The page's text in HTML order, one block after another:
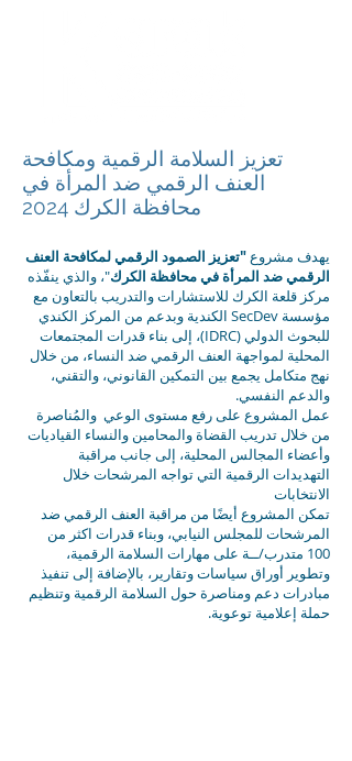
تعزيز السلامة الرقمية ومكافحة
العنف الرقمي ضد المرأة في
محافظة الكرك 2024
يهدف مشروع"تعزيز الصمود الرقمي لمكافحة العنف
الرقمي ضد المرأة في محافظة الكرك"، والذي ينفّذه
مركز قلعة الكرك للاستشارات والتدريب بالتعاون مع
مؤسسة SecDev الكندية وبدعم من المركز الكندي
للبحوث الدولي (IDRC)، إلى بناء قدرات المجتمعات
المحلية لمواجهة العنف الرقمي ضد النساء، من خلال
نهج متكامل يجمع بين التمكين القانوني، والتقني،
والدعم النفسي.
عمل المشروع على رفع مستوى الوعي والمُناصرة
من خلال تدريب القضاة والمحامين والنساء القياديات
وأعضاء المجالس المحلية، إلى جانب مراقبة
التهديدات الرقمية التي تواجه المرشحات خلال
الانتخابات
تمكن المشروع أيضًا من مراقبة العنف الرقمي ضد
المرشحات للمجلس النيابي، وبناء قدرات اكثر من
100 متدرب/ــة على مهارات السلامة الرقمية،
وتطوير أوراق سياسات وتقارير، بالإضافة إلى تنفيذ
مبادرات دعم ومناصرة حول السلامة الرقمية وتنظيم
حملة إعلامية توعوية.